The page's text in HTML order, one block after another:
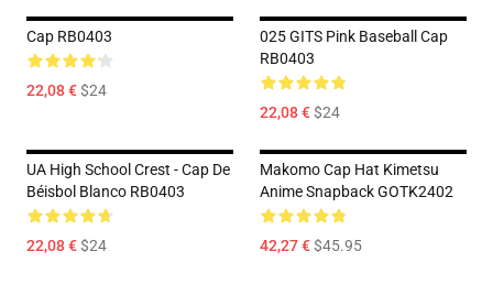
Cap RB0403
22,08 €$24
025 GITS Pink Baseball Cap
RB0403
22,08 €$24
UA High School Crest - Cap De
Béisbol Blanco RB0403
22,08 €$24
Makomo Cap Hat Kimetsu
Anime Snapback GOTK2402
42,27 €$45.95